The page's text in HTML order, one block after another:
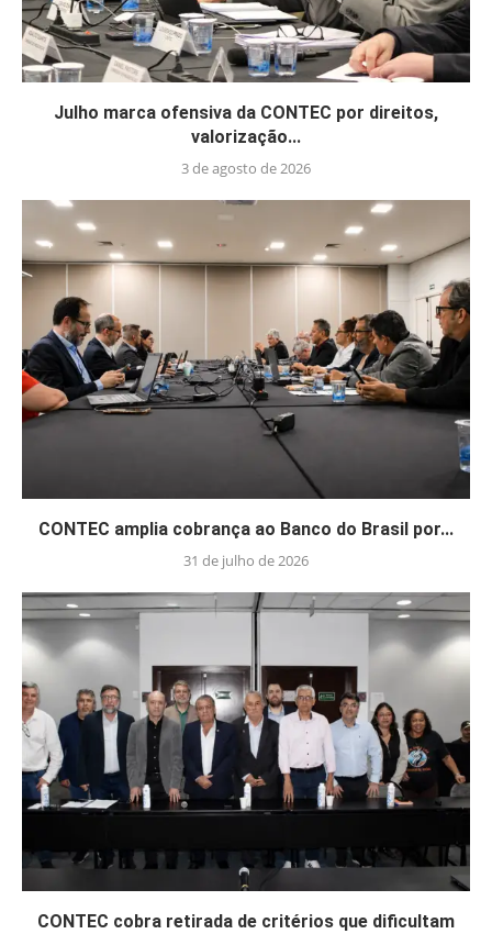
Julho marca ofensiva da CONTEC por direitos,
valorização...
3 de agosto de 2026
CONTEC amplia cobrança ao Banco do Brasil por...
31 de julho de 2026
CONTEC cobra retirada de critérios que dificultam